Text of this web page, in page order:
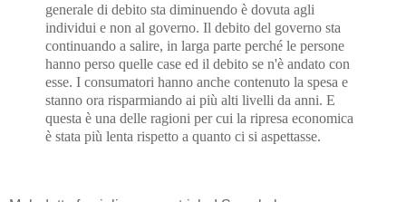
generale di debito sta diminuendo è dovuta agli
individui e non al governo. Il debito del governo sta
continuando a salire, in larga parte perché le persone
hanno perso quelle case ed il debito se n'è andato con
esse. I consumatori hanno anche contenuto la spesa e
stanno ora risparmiando ai più alti livelli da anni. E
questa è una delle ragioni per cui la ripresa economica
è stata più lenta rispetto a quanto ci si aspettasse.